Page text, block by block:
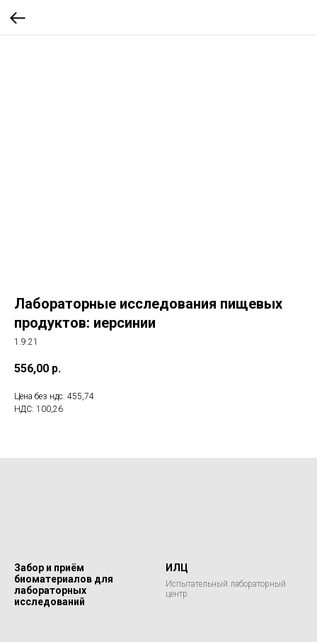
Лабораторные исследования пищевых
продуктов: иерсинии
1.9.21
556,00 р.
Цена без ндс: 455,74
НДС: 100,26
Забор и приём
биоматериалов для
лабораторных
исследований
ИЛЦ
Испытательный лабораторный
центр